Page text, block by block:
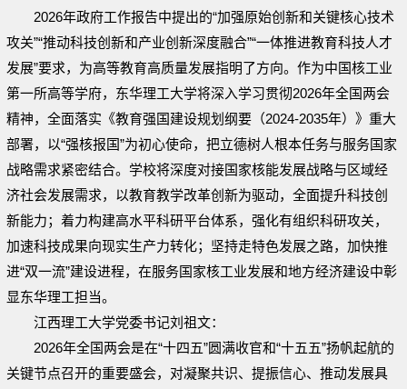
2026年政府工作报告中提出的“加强原始创新和关键核心技术
攻关”“推动科技创新和产业创新深度融合”“一体推进教育科技人才
发展”要求，为高等教育高质量发展指明了方向。作为中国核工业
第一所高等学府，东华理工大学将深入学习贯彻2026年全国两会
精神，全面落实《教育强国建设规划纲要（2024-2035年）》重大
部署，以“强核报国”为初心使命，把立德树人根本任务与服务国家
战略需求紧密结合。学校将深度对接国家核能发展战略与区域经
济社会发展需求，以教育教学改革创新为驱动，全面提升科技创
新能力；着力构建高水平科研平台体系，强化有组织科研攻关，
加速科技成果向现实生产力转化；坚持走特色发展之路，加快推
进“双一流”建设进程，在服务国家核工业发展和地方经济建设中彰
显东华理工担当。
江西理工大学党委书记刘祖文：
2026年全国两会是在“十四五”圆满收官和“十五五”扬帆起航的
关键节点召开的重要盛会，对凝聚共识、提振信心、推动发展具